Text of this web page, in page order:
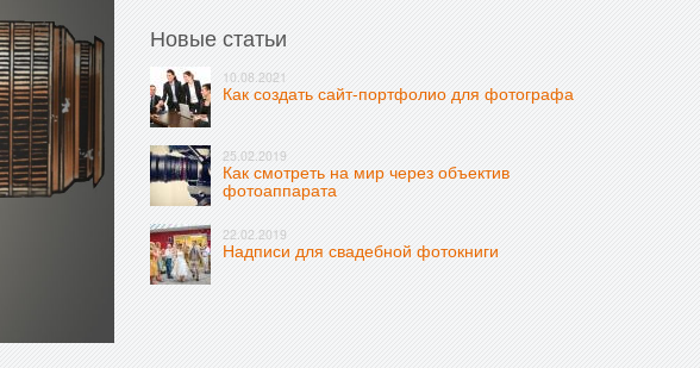
Новые статьи
10.08.2021
Как создать сайт-портфолио для фотографа
25.02.2019
Как смотреть на мир через объектив
фотоаппарата
22.02.2019
Надписи для свадебной фотокниги